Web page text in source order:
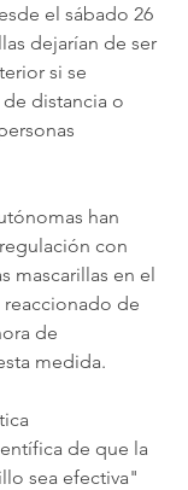
el sábado 26
dejarían de ser
si se
distancia o
han
con
mascarillas en el
reaccionado de
de
medida.
de que la
sea efectiva"